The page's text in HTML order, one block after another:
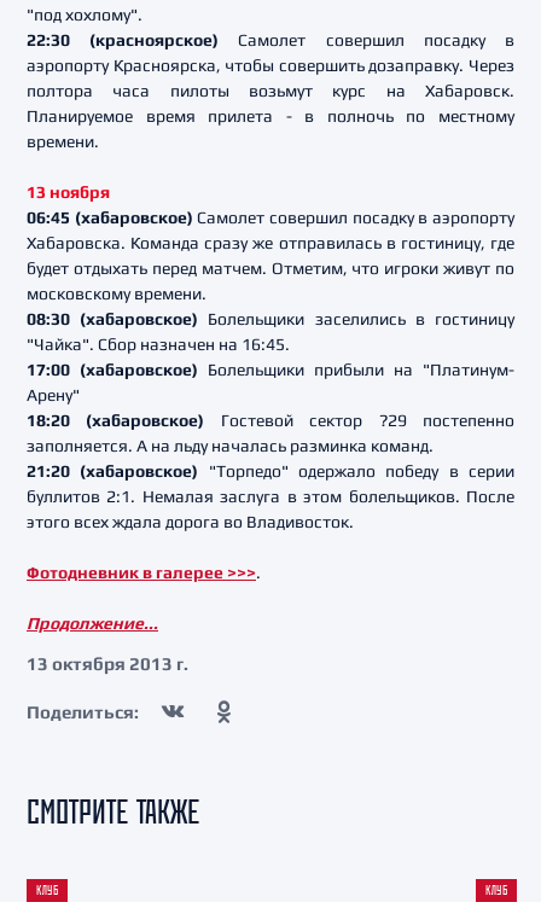
"под хохлому".
22:30 (красноярское)Самолет совершил посадку в
аэропорту Красноярска, чтобы совершить дозаправку. Через
полтора часа пилоты возьмут курс на Хабаровск.
Планируемое время прилета - в полночь по местному
времени.
13 ноября
06:45 (хабаровское) Самолет совершил посадку в аэропорту
Хабаровска. Команда сразу же отправилась в гостиницу, где
будет отдыхать перед матчем. Отметим, что игроки живут по
московскому времени.
08:30 (хабаровское) Болельщики заселились в гостиницу
"Чайка". Сбор назначен на 16:45.
17:00 (хабаровское) Болельщики прибыли на "Платинум-
Арену"
18:20
(хабаровское) Гостевой сектор ?29 постепенно
заполняется. А на льду началась разминка команд.
21:20 (хабаровское) "Торпедо" одержало победу в серии
буллитов 2:1. Немалая заслуга в этом болельщиков. После
этого всех ждала дорога во Владивосток.
Фотодневник в галерее >>>.
Продолжение...
13 октября 2013 г.
Поделиться:
СМОТРИТЕ ТАКЖЕ
КЛУБ КЛУБ